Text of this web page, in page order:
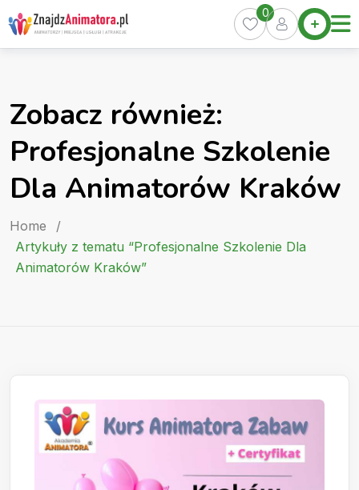
Skip
to
content
Home
Oferty
Kurs
Artykuły
0
Zobacz również:
Profesjonalne Szkolenie
Dla Animatorów Kraków
Home
/
Artykuły z tematu “Profesjonalne Szkolenie Dla
Animatorów Kraków”